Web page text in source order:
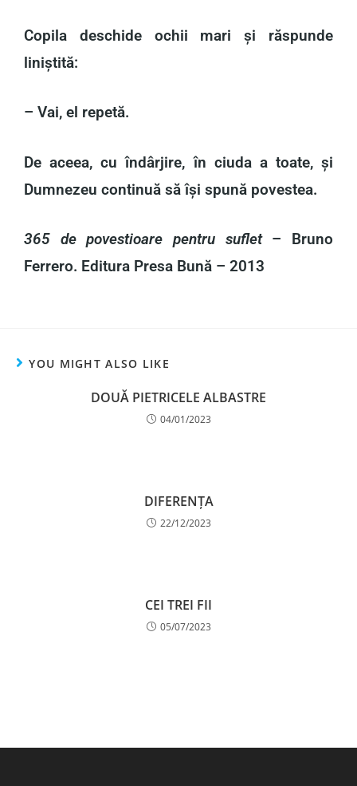
Copila deschide ochii mari și răspunde
liniștită:
– Vai, el repetă.
De aceea, cu îndârjire, în ciuda a toate, și
Dumnezeu continuă să își spună povestea.
365 de povestioare pentru suflet– Bruno
Ferrero. Editura Presa Bună – 2013
YOU MIGHT ALSO LIKE
DOUĂ PIETRICELE ALBASTRE
04/01/2023
DIFERENȚA
22/12/2023
CEI TREI FII
05/07/2023